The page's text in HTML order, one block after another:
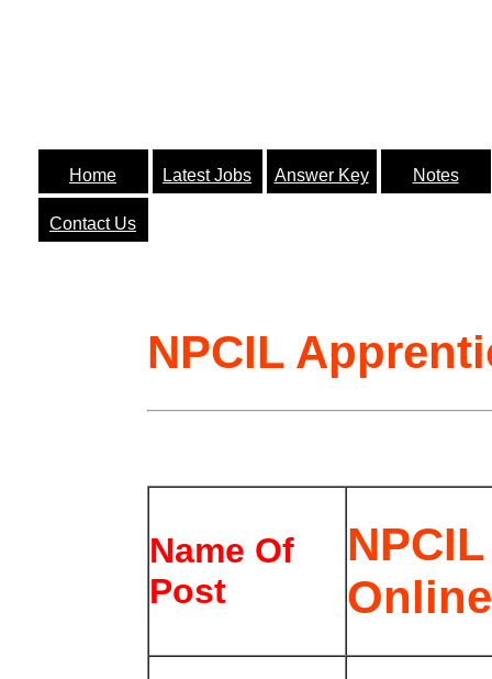
Home Latest Jobs Answer Key Notes
Contact Us
NPCIL
Name Of
Post